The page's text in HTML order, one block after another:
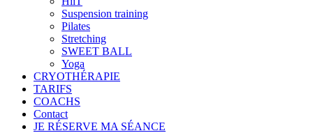
Suspension training
Pilates
Stretching
SWEET BALL
Yoga
CRYOTHÉRAPIE
TARIFS
COACHS
Contact
JE RÉSERVE MA SÉANCE